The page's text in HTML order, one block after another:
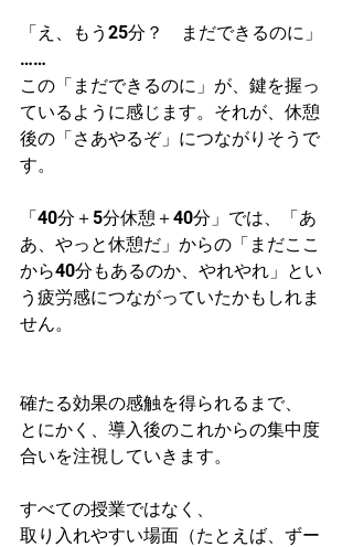
「え、もう25分？　まだできるのに」
……
この「まだできるのに」が、鍵を握っ
ているように感じます。それが、休憩
後の「さあやるぞ」につながりそうで
す。
「40分＋5分休憩＋40分」では、「あ
あ、やっと休憩だ」からの「まだここ
から40分もあるのか、やれやれ」とい
う疲労感につながっていたかもしれま
せん。
確たる効果の感触を得られるまで、
とにかく、導入後のこれからの集中度
合いを注視していきます。
すべての授業ではなく、
取り入れやすい場面（たとえば、ずー